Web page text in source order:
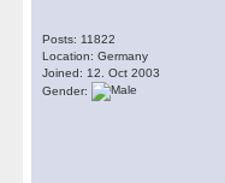
Posts: 11822
Location: Germany
Joined: 12. Oct 2003
Gender: